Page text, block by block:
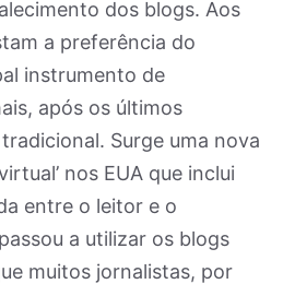
dos blogs. Aos
a preferência do
instrumento de
após os últimos
Surge uma nova
nos EUA que inclui
entre o leitor e o
a utilizar os blogs
muitos jornalistas, por